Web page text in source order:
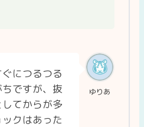
ゆりあ
につるつる
ですが、抜
てからが多
クはあった